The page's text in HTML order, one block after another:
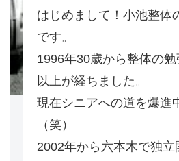
はじめまして！小池整体
です。
1996年30歳から整体の
以上が経ちました。
現在シニアへの道を爆進
（笑）
2002年から六本木で独